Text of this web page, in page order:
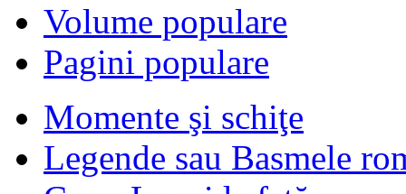
Volume populare
Pagini populare
Momente şi schiţe
Legende sau Basmele